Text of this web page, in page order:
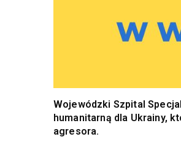
Wojewódzki Szpital
humanitarną dla Ukrainy,
agresora.